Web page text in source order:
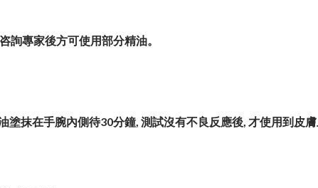
詢專家後方可使用部分精油。
塗抹在手腕內側待30分鐘, 測試沒有不良反應後, 才使用到皮